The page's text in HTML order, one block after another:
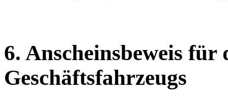
6. Anscheinsbeweis
Geschäftsfahrzeugs